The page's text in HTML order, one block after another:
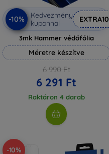
-10%
Kedvezmény
kuponnal
EXTRA10
3mk Hammer védőfólia
Méretre készítve
6 990 Ft
6 291 Ft
Raktáron 4 darab
-10%